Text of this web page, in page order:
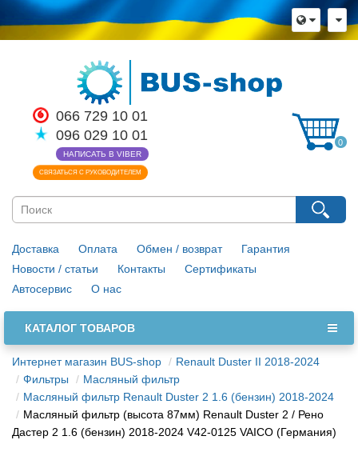
066 729 10 01
096 029 10 01
НАПИСАТЬ В VIBER
СВЯЗАТЬСЯ С РУКОВОДИТЕЛЕМ
0
Доставка Оплата Обмен / возврат
Гарантия
Новости / статьи
Контакты
Сертификаты
Автосервис
О нас
КАТАЛОГ ТОВАРОВ
Интернет магазин BUS-shop
Renault Duster II 2018-2024
Фильтры
Масляный фильтр
Масляный фильтр Renault Duster 2 1.6 (бензин) 2018-2024
Масляный фильтр (высота 87мм) Renault Duster 2 / Рено
Дастер 2 1.6 (бензин) 2018-2024 V42-0125 VAICO (Германия)